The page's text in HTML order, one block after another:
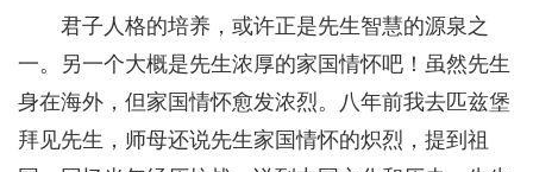
君子人格的培养，或许正是先生智慧的源泉之
一。另一个大概是先生浓厚的家国情怀吧！虽然先生
身在海外，但家国情怀愈发浓烈。八年前我去匹兹堡
拜见先生，师母还说先生家国情怀的炽烈，提到祖